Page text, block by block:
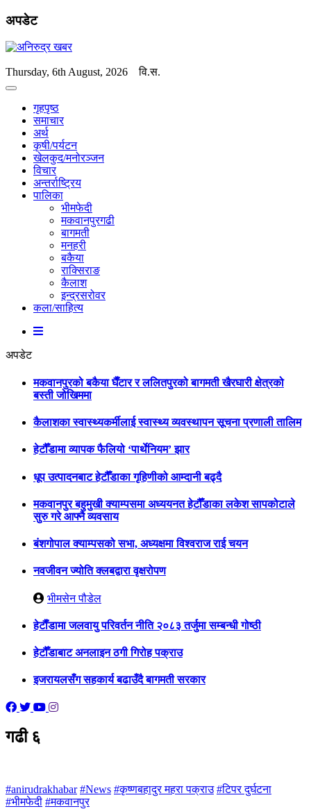
अपडेट
Thursday, 6th August, 2026 वि.स.
गृहपृष्ठ
समाचार
अर्थ
कृषी/पर्यटन
खेलकुद/मनोरञ्जन
विचार
अन्तर्राष्ट्रिय
पालिका
भीमफेदी
मकवानपुरगढी
बागमती
मनहरी
बकैया
राक्सिराङ
कैलाश
इन्द्रसरोवर
कला/साहित्य
अपडेट
मकवानपुरको बकैया घैँटार र ललितपुरको बागमती खैरघारी क्षेत्रको
बस्ती जोखिममा
कैलाशका स्वास्थ्यकर्मीलाई स्वास्थ्य व्यवस्थापन सूचना प्रणाली तालिम
हेटौँडामा व्यापक फैलियो ‘पार्थेनियम’ झार
धूप उत्पादनबाट हेटौँडाका गृहिणीको आम्दानी बढ्दै
मकवानपुर बहुमुखी क्याम्पसमा अध्ययनत हेटौँडाका लकेश सापकोटाले
सुरु गरे आफ्नै व्यवसाय
बंशगोपाल क्याम्पसको सभा, अध्यक्षमा विश्वराज राई चयन
नवजीवन ज्योति क्लबद्वारा वृक्षरोपण
भीमसेन पौडेल
हेटाैँडामा जलवायु परिवर्तन नीति २०८३ तर्जुमा सम्बन्धी गोष्ठी
हेटौँडाबाट अनलाइन ठगी गिरोह पक्राउ
इजरायलसँग सहकार्य बढाउँदै बागमती सरकार
गढी ६
#anirudrakhabar #News #कृष्णबहादुर महरा पक्राउ #टिपर दुर्घटना
#भीमफेदी #मकवानपुर